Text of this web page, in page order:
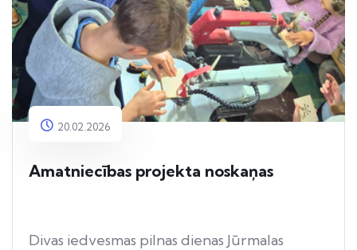
20.02.2026
Amatniecības projekta noskaņas
Divas iedvesmas pilnas dienas Jūrmalas